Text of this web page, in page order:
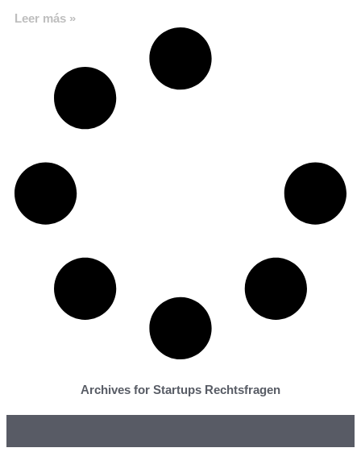
Leer más »
Archives for Startups Rechtsfragen